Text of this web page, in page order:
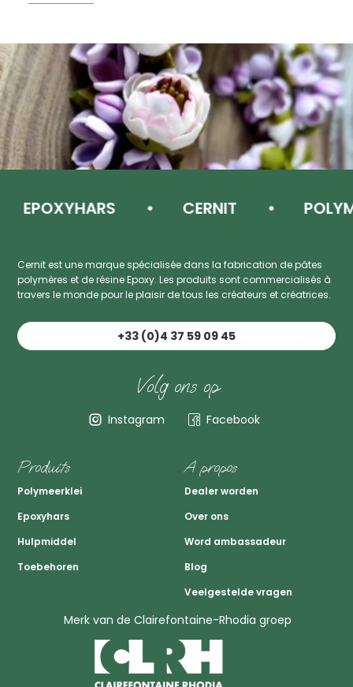
EPOXYHARS CERNIT
Cernit est une marque spécialisée dans la fabrication de pâtes
polymères et de résine Epoxy. Les produits sont commercialisés à
travers le monde pour le plaisir de tous les créateurs et créatrices.
+33 (0)4 37 59 09 45
Volg ons op
Instagram Facebook
Produits
Polymeerklei
Epoxyhars
Hulpmiddel
Toebehoren
A propos
Dealer worden
Over ons
Word ambassadeur
Blog
Veelgestelde vragen
Merk van de Clairefontaine-Rhodia groep